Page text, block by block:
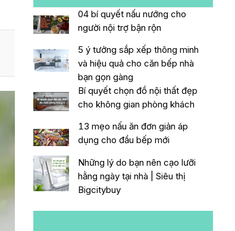
04 bí quyết nấu nướng cho
người nội trợ bận rộn
5 ý tưởng sắp xếp thông minh
và hiệu quả cho căn bếp nhà
bạn gọn gàng
Bí quyết chọn đồ nội thất đẹp
cho không gian phòng khách
13 mẹo nấu ăn đơn giản áp
dụng cho đầu bếp mới
Những lý do bạn nên cạo lưỡi
hằng ngày tại nhà | Siêu thị
Bigcitybuy